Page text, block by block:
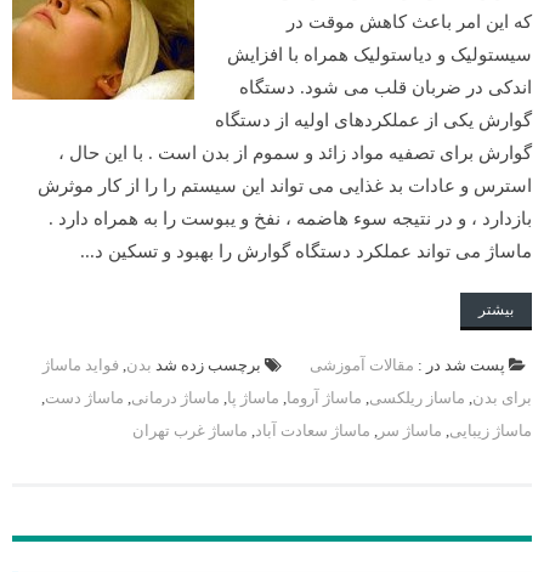
که این امر باعث کاهش موقت در
سیستولیک و دیاستولیک همراه با افزایش
اندکی در ضربان قلب می شود. دستگاه
گوارش یکی از عملکردهای اولیه از دستگاه
گوارش برای تصفیه مواد زائد و سموم از بدن است . با این حال ،
استرس و عادات بد غذایی می تواند این سیستم را را از کار موثرش
بازدارد ، و در نتیجه سوء هاضمه ، نفخ و یبوست را به همراه دارد .
ماساژ می تواند عملکرد دستگاه گوارش را بهبود و تسکین د...
بیشتر
پست شد در : مقالات آموزشی برچسب زده شد بدن فواید ماساژ
برای بدن ماساز ریلکسی ماساژ آروما ماساژ پا ماساژ درمانی ماساژ دست
ماساژ زیبایی ماساژ سر ماساژ سعادت آباد ماساژ غرب تهران